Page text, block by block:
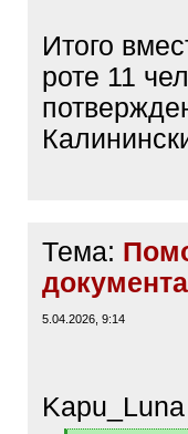
Итого
роте 11
Тема:
5.04.2026, 9:14